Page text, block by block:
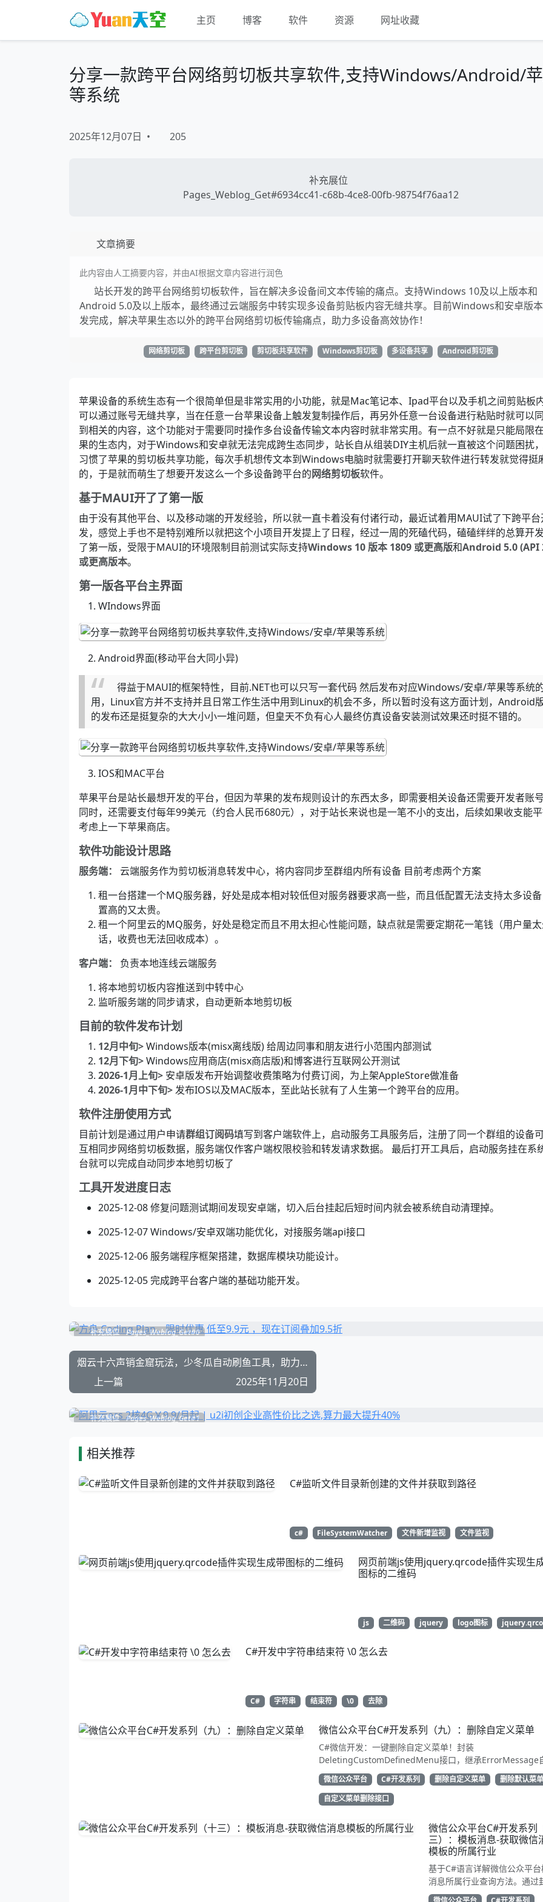
主页 博客 软件 资源 网址收藏
分享一款跨平台网络剪切板共享软件,支持Windows/Android/
等系统
2025年12月07日 • 205
补充展位
Pages_Weblog_Get#6934cc41-c68b-4ce8-00fb-98754f76aa12
文章摘要
此内容由人工摘要内容，并由AI根据文章内容进行润色
站长开发的跨平台网络剪切板软件，旨在解决多设备间文本传输的痛点。支持Windows 10及以上版本和
Android 5.0及以上版本，最终通过云端服务中转实现多设备剪贴板内容无缝共享。目前Windows和安卓版
发完成，解决苹果生态以外的跨平台网络剪切板传输痛点，助力多设备高效协作！
网络剪切板 跨平台剪切板 剪切板共享软件 Windows剪切板 多设备共享 Android剪切板
苹果设备的系统生态有一个很简单但是非常实用的小功能，就是Mac笔记本、Ipad平台以及手机之间剪贴板
可以通过账号无缝共享，当在任意一台苹果设备上触发复制操作后，再另外任意一台设备进行粘贴时就可以
到相关的内容，这个功能对于需要同时操作多台设备传输文本内容时就非常实用。有一点不好就是只能局限
果的生态内，对于Windows和安卓就无法完成跨生态同步，站长自从组装DIY主机后就一直被这个问题困扰
习惯了苹果的剪切板共享功能，每次手机想传文本到Windows电脑时就需要打开聊天软件进行转发就觉得挺
的，于是就而萌生了想要开发这么一个多设备跨平台的网络剪切板软件。
基于MAUI开了了第一版
由于没有其他平台、以及移动端的开发经验，所以就一直卡着没有付诸行动，最近试着用MAUI试了下跨平台
发，感觉上手也不是特别难所以就把这个小项目开发提上了日程，经过一周的死磕代码，磕磕绊绊的总算开
了第一版，受限于MAUI的环境限制目前测试实际支持Windows 10 版本 1809 或更高版和Android 5.0 (API
或更高版本。
第一版各平台主界面
WIndows界面
Android界面(移动平台大同小异)
得益于MAUI的框架特性，目前.NET也可以只写一套代码 然后发布对应Windows/安卓/苹果等系统
用，Linux官方并不支持并且日常工作生活中用到Linux的机会不多，所以暂时没有这方面计划，Android
的发布还是挺复杂的大大小小一堆问题，但皇天不负有心人最终仿真设备安装测试效果还时挺不错的。
IOS和MAC平台
苹果平台是站长最想开发的平台，但因为苹果的发布规则设计的东西太多，即需要相关设备还需要开发者账
同时，还需要支付每年99美元（约合人民币680元），对于站长来说也是一笔不小的支出，后续如果收支能
考虑上一下苹果商店。
软件功能设计思路
服务端：
云端服务作为剪切板消息转发中心，将内容同步至群组内所有设备 目前考虑两个方案
租一台搭建一个MQ服务器，好处是成本相对较低但对服务器要求高一些，而且低配置无法支持太多设
置高的又太贵。
租一个阿里云的MQ服务，好处是稳定而且不用太担心性能问题，缺点就是需要定期花一笔钱（用户量
话，收费也无法回收成本）。
客户端：
负责本地连线云端服务
将本地剪切板内容推送到中转中心
监听服务端的同步请求，自动更新本地剪切板
目前的软件发布计划
12月中旬>Windows版本(misx离线版) 给周边同事和朋友进行小范围内部测试
12月下旬>Windows应用商店(misx商店版)和博客进行互联网公开测试
2026-1月上旬> 安卓版发布开始调整收费策略为付费订阅，为上架AppleStore做准备
2026-1月中下旬>发布IOS以及MAC版本，至此站长就有了人生第一个跨平台的应用。
软件注册使用方式
目前计划是通过用户申请群组订阅码填写到客户端软件上，启动服务工具服务后，注册了同一个群组的设备
互相同步网络剪切板数据，服务端仅作客户端权限校验和转发请求数据。 最后打开工具后，启动服务挂在系
台就可以完成自动同步本地剪切板了
工具开发进度日志
2025-12-08 修复问题测试期间发现安卓端，切入后台挂起后短时间内就会被系统自动清理掉。
2025-12-07 Windows/安卓双端功能优化，对接服务端api接口
2025-12-06 服务端程序框架搭建，数据库模块功能设计。
2025-12-05 完成跨平台客户端的基础功能开发。
补充展位 Pages_Weblog_Get#0
烟云十六声销金窟玩法，少冬瓜自动刷鱼工具，助力大步向着八音窍迈进
上一篇
2025年11月20日
补充展位 Pages_Weblog_Get#1
相关推荐
C#监听文件目录新创建的文件并获取到路径
c# FileSystemWatcher 文件新增监视 文件监视
网页前端js使用jquery.qrcode插件实现生
图标的二维码
js 二维码 jquery logo图标
C#开发中字符串结束符 \0 怎么去
C# 字符串 结束符 \0 去除
微信公众平台C#开发系列（九）：删除自定义菜单
C#微信开发：一键删除自定义菜单！封装
DeletingCustomDefinedMenu接口，继承ErrorMessage
解析结果。只需access_token即可调用API清除配置。代码简
用性强，告别繁琐XML处理，直接GetResponse获取状态。
动态管理公众号的开发者，建议收藏备用！
微信公众平台 C#开发系列 删除自定义菜单
删除默认菜单
自定义菜单删除接口
微信公众平台C#开发系列
三）：模板消息-获取微信
模板的所属行业
基于C#语言详解微信公众平台
消息所属行业查询方法。通过
TemplateGetIndustry类继承